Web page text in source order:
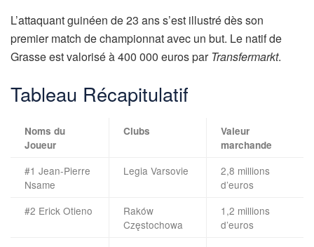
L’attaquant guinéen de 23 ans s’est illustré dès son
premier match de championnat avec un but. Le natif de
Grasse est valorisé à 400 000 euros par Transfermarkt.
Tableau Récapitulatif
Noms du
Joueur
Clubs
Valeur
marchande
#1 Jean-Pierre
Nsame
Legia Varsovie
2,8 millions
d’euros
#2 Erick Otieno
Raków
Częstochowa
1,2 millions
d’euros